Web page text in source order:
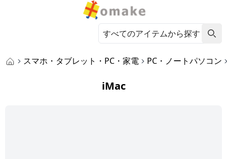
スマホ・タブレット・PC・家電 PC・ノートパソコン
iMac